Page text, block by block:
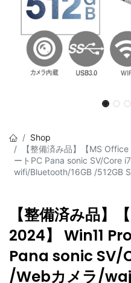
Shop
【整備済み品】【MS
ートPC Pana sonic SV/Core
wifi/Bluetooth/16GB /512GB
【整備済み品】
2024】 Win11
Pana sonic SV/
/Webカメラ/